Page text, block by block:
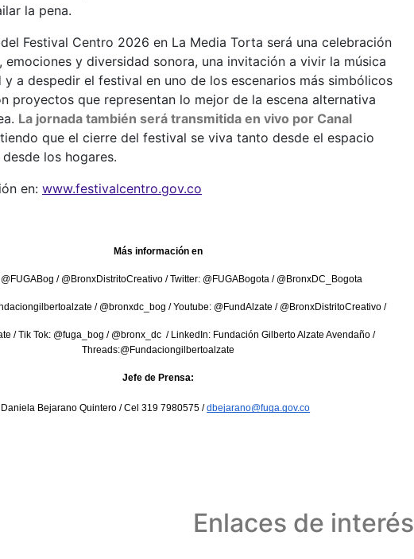
la pena.
Festival Centro 2026 en La Media Torta será una celebración
emociones y diversidad sonora, una invitación a vivir la música
y a despedir el festival en uno de los escenarios más simbólicos
proyectos que representan lo mejor de la escena alternativa
La jornada también será transmitida en vivo por Canal
que el cierre del festival se viva tanto desde el espacio
los hogares.
en: www.festivalcentro.gov.co
Más información en
/ @BronxDistritoCreativo / Twitter: @FUGABogota / @BronxDC_Bogota
/ @bronxdc_bog / Youtube: @FundAlzate / @BronxDistritoCreativo /
/ Tik Tok: @fuga_bog / @bronx_dc  / LinkedIn: Fundación Gilberto Alzate Avendaño /
Threads:@Fundaciongilbertoalzate
Jefe de Prensa:
Daniela Bejarano Quintero / Cel 319 7980575 / dbejarano@fuga.gov.co
Enlaces de interés